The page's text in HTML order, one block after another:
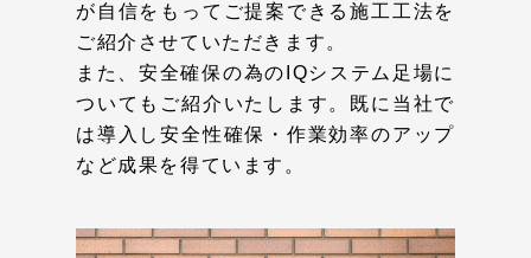
が自信をもってご提案できる施工工法を
ご紹介させていただきます。
また、安全確保の為のIQシステム足場に
ついてもご紹介いたします。既に当社で
は導入し安全性確保・作業効率のアップ
など成果を得ています。